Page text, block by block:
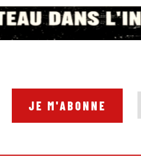
JE M'ABONNE